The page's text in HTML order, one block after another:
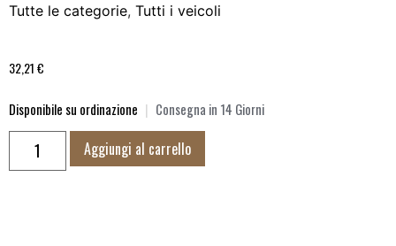
Tutte le categorie, Tutti i veicoli
32,21€
Disponibile su ordinazione | Consegna in 14 Giorni
Aggiungi al carrello